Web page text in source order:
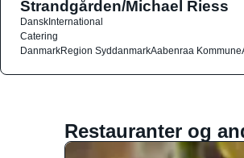
Strandgården/Michael Riess
DanskInternational
Catering
DanmarkRegion SyddanmarkAabenraa Kommune
Restauranter og